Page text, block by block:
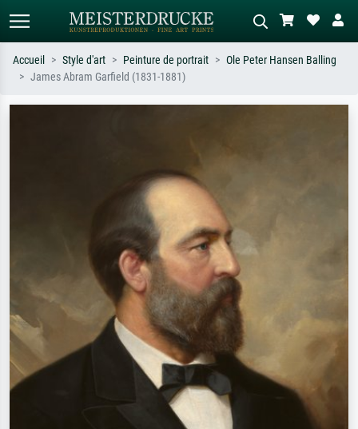
Accueil Style d'art Peinture de portrait
Ole Peter Hansen Balling
James Abram Garfield (1831-1881)